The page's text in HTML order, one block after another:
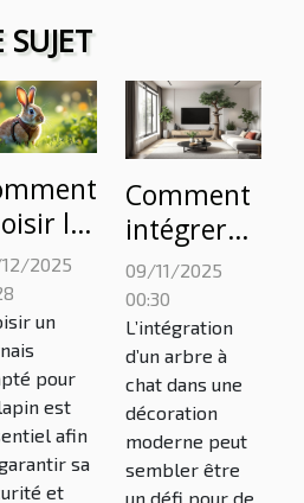
le
?
2025
un
pour
est
afin
sa
et
Comment
intégrer
un arbre à
chat dans
une
décoration
moderne ?
09/11/2025
00:30
L’intégration
d’un arbre à
chat dans une
décoration
moderne peut
sembler être
un défi pour de